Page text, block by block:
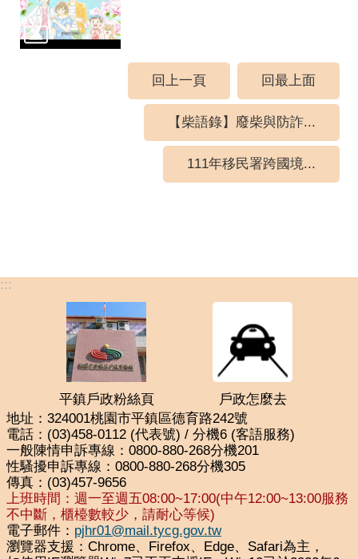
回上一頁 回最上面
【柴語錄】廢柴與防詐...
111年移民署跨國境...
:::
平鎮戶政粉絲頁
戶政怎麼去
地址：324001桃園市平鎮區德育路242號
電話：(03)458-0112 (代表號) / 分機6 (客語服務)
一般陳情申訴專線：0800-880-268分機201
性騷擾申訴專線：0800-880-268分機305
傳真：(03)457-9656
上班時間：週一至週五08:00~17:00(中午12:00~13:00服務
不中斷，櫃檯數較少，請耐心等候)
電子郵件： pjhr01@mail.tycg.gov.tw
瀏覽器支援：Chrome、Firefox、Edge、Safari為主，